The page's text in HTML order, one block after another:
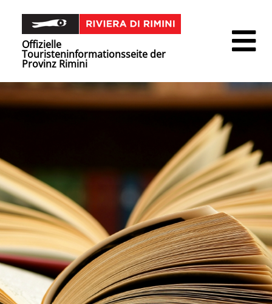
Offizielle
Touristeninformationsseite der
Provinz Rimini